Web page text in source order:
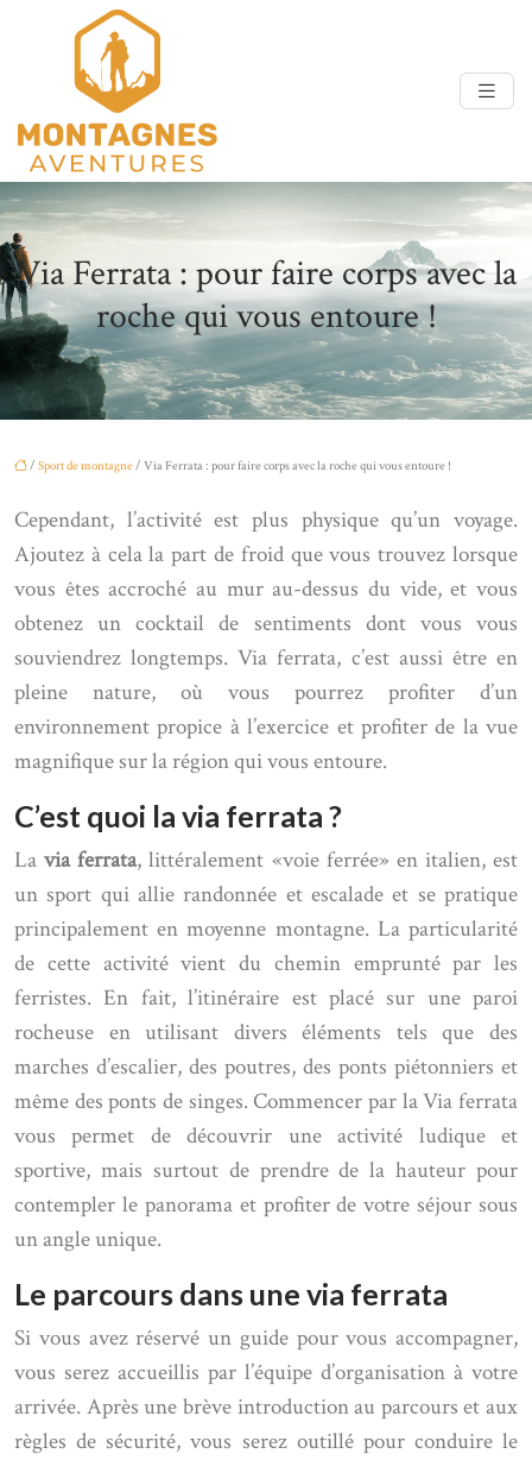
Via Ferrata : pour faire corps avec la
roche qui vous entoure !
/ Sport de montagne/ Via Ferrata : pour faire corps avec la roche qui vous entoure !
Cependant, l’activité est plus physique qu’un voyage.
Ajoutez à cela la part de froid que vous trouvez lorsque
vous êtes accroché au mur au-dessus du vide, et vous
obtenez un cocktail de sentiments dont vous vous
souviendrez longtemps. Via ferrata, c’est aussi être en
pleine nature, où vous pourrez profiter d’un
environnement propice à l’exercice et profiter de la vue
magnifique sur la région qui vous entoure.
C’est quoi la via ferrata ?
Lavia ferrata, littéralement «voie ferrée» en italien, est
un sport qui allie randonnée et escalade et se pratique
principalement en moyenne montagne. La particularité
de cette activité vient du chemin emprunté par les
ferristes. En fait, l’itinéraire est placé sur une paroi
rocheuse en utilisant divers éléments tels que des
marches d’escalier, des poutres, des ponts piétonniers et
même des ponts de singes. Commencer par la Via ferrata
vous permet de découvrir une activité ludique et
sportive, mais surtout de prendre de la hauteur pour
contempler le panorama et profiter de votre séjour sous
un angle unique.
Le parcours dans une via ferrata
Si vous avez réservé un guide pour vous accompagner,
vous serez accueillis par l’équipe d’organisation à votre
arrivée. Après une brève introduction au parcours et aux
règles de sécurité, vous serez outillé pour conduire le